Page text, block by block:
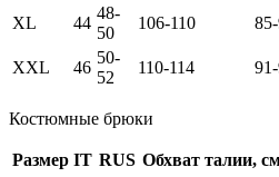
XL 44
48-
50
106-110
XXL 46
50-
52
110-114
Костюмные брюки
Размер IT RUS Обхват талии,